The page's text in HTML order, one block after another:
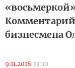
Комментарий
бизнесмена
9.11.2018 13:10